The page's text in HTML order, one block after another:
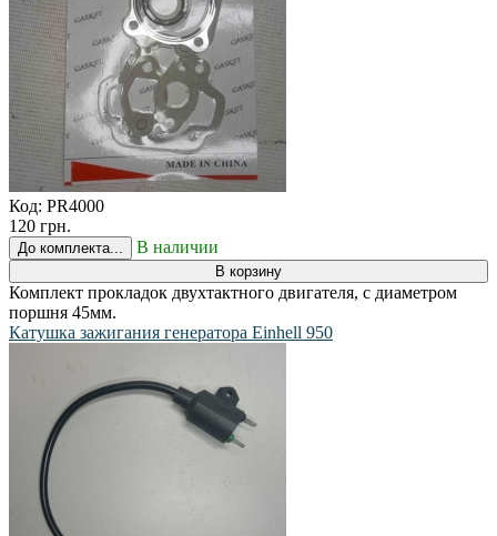
Код: PR4000
120 грн.
До комплекта... В наличии
В корзину
Комплект прокладок двухтактного двигателя, с диаметром
поршня 45мм.
Катушка зажигания генератора Einhell 950